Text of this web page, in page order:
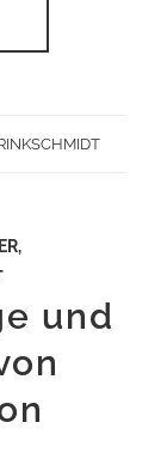
,
und